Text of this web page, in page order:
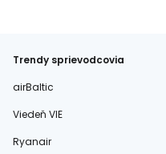
Trendy sprievodcovia
airBaltic
Viedeň VIE
Ryanair